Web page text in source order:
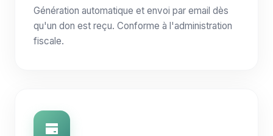
Génération automatique et envoi par email dès
qu'un don est reçu. Conforme à l'administration
fiscale.